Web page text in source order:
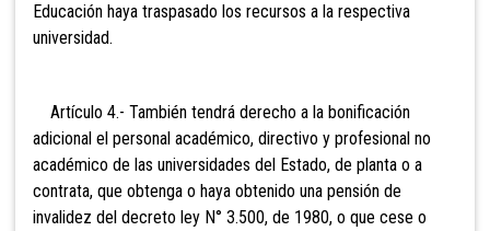
Educación haya traspasado los recursos a la respectiva
universidad.
Artículo 4.- También tendrá derecho a la bonificación
adicional el personal académico, directivo y profesional no
académico de las universidades del Estado, de planta o a
contrata, que obtenga o haya obtenido una pensión de
invalidez del decreto ley N° 3.500, de 1980, o que cese o